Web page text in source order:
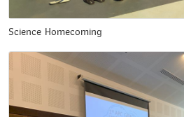
Science Homecoming